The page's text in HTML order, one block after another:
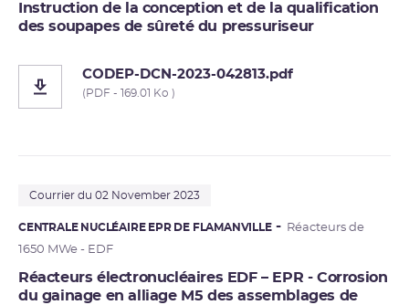
Instruction de la conception et de la qualification
des soupapes de sûreté du pressuriseur
CODEP-DCN-2023-042813.pdf
(PDF - 169.01 Ko )
Courrier du 02 November 2023
CENTRALE NUCLÉAIRE EPR DE FLAMANVILLE
Réacteurs de
1650 MWe - EDF
Réacteurs électronucléaires EDF – EPR - Corrosion
du gainage en alliage M5 des assemblages de